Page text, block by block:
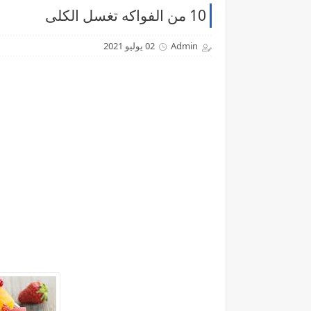
10 من الفواكه تغسل الكلى
Admin 02 يوليو 2021